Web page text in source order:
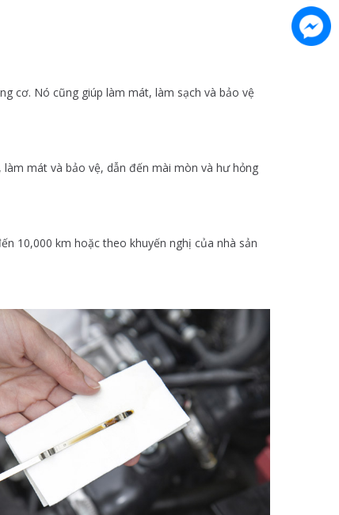
cơ. Nó cũng giúp làm mát, làm sạch và bảo vệ
mát và bảo vệ, dẫn đến mài mòn và hư hỏng
10,000 km hoặc theo khuyến nghị của nhà sản